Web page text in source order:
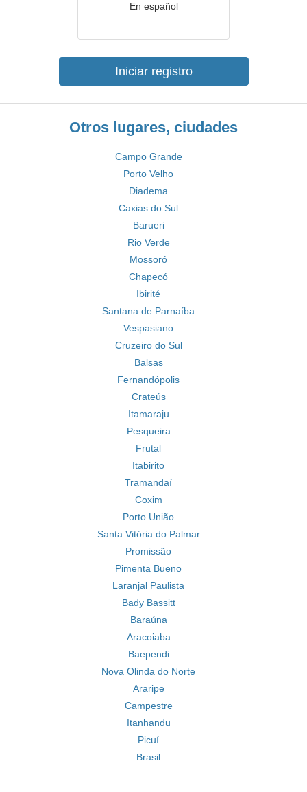
En español
Iniciar registro
Otros lugares, ciudades
Campo Grande
Porto Velho
Diadema
Caxias do Sul
Barueri
Rio Verde
Mossoró
Chapecó
Ibirité
Santana de Parnaíba
Vespasiano
Cruzeiro do Sul
Balsas
Fernandópolis
Crateús
Itamaraju
Pesqueira
Frutal
Itabirito
Tramandaí
Coxim
Porto União
Santa Vitória do Palmar
Promissão
Pimenta Bueno
Laranjal Paulista
Bady Bassitt
Baraúna
Aracoiaba
Baependi
Nova Olinda do Norte
Araripe
Campestre
Itanhandu
Picuí
Brasil